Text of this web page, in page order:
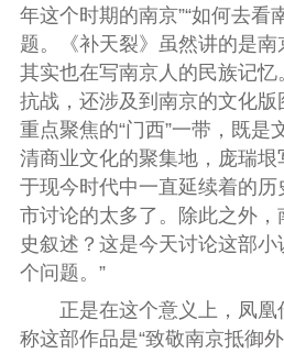
年这个时期的南京”“如何去看
题。《补天裂》虽然讲的是南
其实也在写南京人的民族记
抗战，还涉及到南京的文化
重点聚焦的“门西”一带，既是
清商业文化的聚集地，庞瑞
于现今时代中一直延续着的历
市讨论的太多了。除此之外
史叙述？这是今天讨论这部
个问题。”
正是在这个意义上，凤凰
称这部作品是“致敬南京抵御